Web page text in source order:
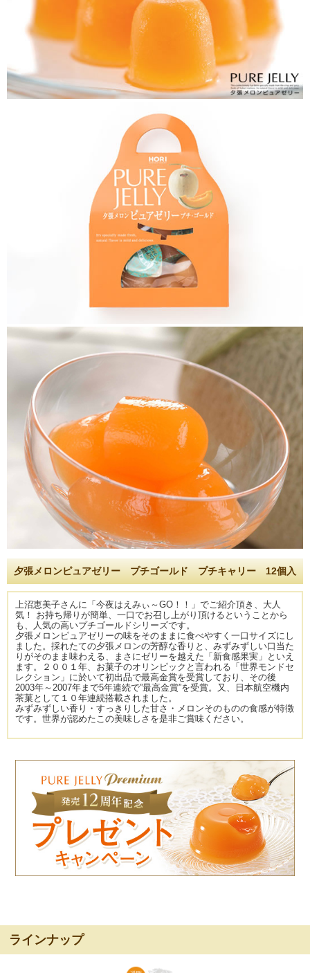
夕張メロンピュアゼリー プチゴールド プチキャリー 12個入
上沼恵美子さんに「今夜はえみぃ～GO！！」でご紹介頂き、大人
気！ お持ち帰りが簡単、一口でお召し上がり頂けるということから
も、人気の高いプチゴールドシリーズです。
夕張メロンピュアゼリーの味をそのままに食べやすく一口サイズにし
ました。採れたての夕張メロンの芳醇な香りと、みずみずしい口当た
りがそのまま味わえる、まさにゼリーを越えた「新食感果実」といえ
ます。２００１年、お菓子のオリンピックと言われる「世界モンドセ
レクション」に於いて初出品で最高金賞を受賞しており、その後
2003年～2007年まで5年連続で”最高金賞”を受賞。又、日本航空機内
茶菓として１０年連続搭載されました。
みずみずしい香り・すっきりした甘さ・メロンそのものの食感が特徴
です。世界が認めたこの美味しさを是非ご賞味ください。
ラインナップ